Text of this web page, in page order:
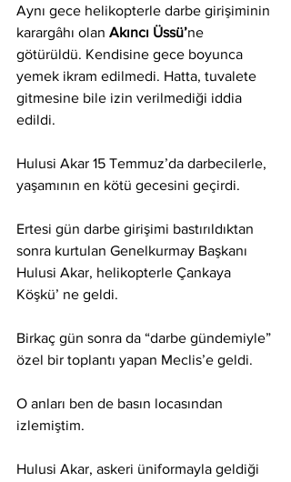
Aynı gece helikopterle darbe girişiminin
karargâhı olan Akıncı Üssü’ne
götürüldü. Kendisine gece boyunca
yemek ikram edilmedi. Hatta, tuvalete
gitmesine bile izin verilmediği iddia
edildi.
Hulusi Akar 15 Temmuz’da darbecilerle,
yaşamının en kötü gecesini geçirdi.
Ertesi gün darbe girişimi bastırıldıktan
sonra kurtulan Genelkurmay Başkanı
Hulusi Akar, helikopterle Çankaya
Köşkü’ ne geldi.
Birkaç gün sonra da “darbe gündemiyle”
özel bir toplantı yapan Meclis’e geldi.
O anları ben de basın locasından
izlemiştim.
Hulusi Akar, askeri üniformayla geldiği